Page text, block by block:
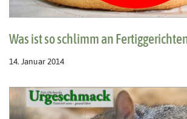
Was ist so schlimm an
14. Januar 2014